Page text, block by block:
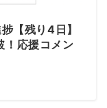
【残り4日】
応援コメン